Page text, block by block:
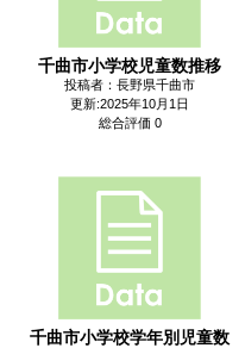
千曲市小学校児童数推移
投稿者：長野県千曲市
更新:2025年10月1日
総合評価 0
千曲市小学校学年別児童数